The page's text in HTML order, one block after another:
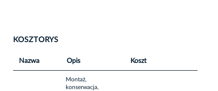
KOSZTORYS
Nazwa Opis Koszt
Montaż,
konserwacja,